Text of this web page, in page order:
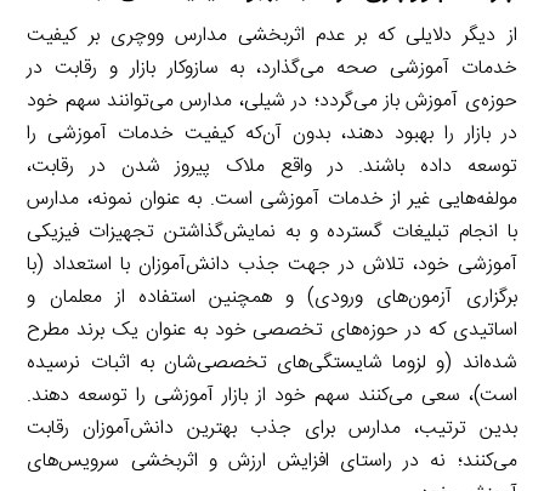
از دیگر دلایلی که بر عدم اثربخشی مدارس ووچری بر کیفیت
خدمات آموزشی صحه می‌گذارد، به سازوکار بازار و رقابت در
حوزه‌ی آموزش باز می‌گردد؛ در شیلی، مدارس می‌توانند سهم خود
در بازار را بهبود دهند، بدون آن‌که کیفیت خدمات آموزشی را
توسعه داده باشند. در واقع ملاک پیروز شدن در رقابت،
مولفه‌هایی غیر از خدمات آموزشی است. به عنوان نمونه، مدارس
با انجام تبلیغات گسترده و به نمایش‌گذاشتن تجهیزات فیزیکی
آموزشی خود، تلاش در جهت جذب دانش‌آموزان با استعداد (با
برگزاری آزمون‌های ورودی) و همچنین استفاده از معلمان و
اساتیدی که در حوزه‌های تخصصی خود به عنوان یک برند مطرح
شده‌اند (و لزوما شایستگی‌های تخصصی‌شان به اثبات نرسیده
است)، سعی می‌کنند سهم خود از بازار آموزشی را توسعه دهند.
بدین ترتیب، مدارس برای جذب بهترین دانش‌آموزان رقابت
می‌کنند؛ نه در راستای افزایش ارزش و اثربخشی سرویس‌های